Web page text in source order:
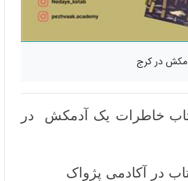
در کرج
خاطرات یک آدمکش در
در آکادمی پژواک